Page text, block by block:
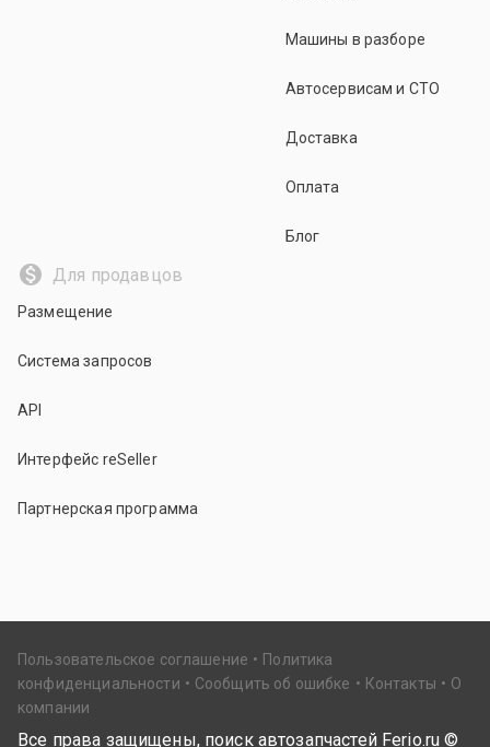
Машины в разборе
Автосервисам и СТО
Доставка
Оплата
Блог
Для продавцов
Размещение
Система запросов
API
Интерфейс reSeller
Партнерская программа
Пользовательское соглашение
Политика
конфиденциальности
Сообщить об ошибке Контакты
О
компании
Все права защищены, поиск автозапчастей Ferio.ru ©